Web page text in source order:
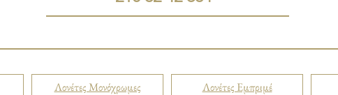
Λονέτες Μονόχρωμες Λονέτες Εμπριμέ